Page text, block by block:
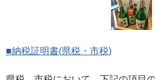
■納税証明書(県税・市税)